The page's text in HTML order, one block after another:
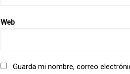
Web
Guarda mi nombre, correo